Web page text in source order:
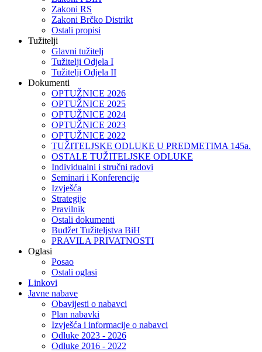
Zakoni RS
Zakoni Brčko Distrikt
Ostali propisi
Tužitelji
Glavni tužitelj
Tužitelji Odjela I
Tužitelji Odjela II
Dokumenti
OPTUŽNICE 2026
OPTUŽNICE 2025
OPTUŽNICE 2024
OPTUŽNICE 2023
OPTUŽNICE 2022
TUŽITELJSKE ODLUKE U PREDMETIMA 145a.
OSTALE TUŽITELJSKE ODLUKE
Individualni i stručni radovi
Seminari i Konferencije
Izvješća
Strategije
Pravilnik
Ostali dokumenti
Budžet Tužiteljstva BiH
PRAVILA PRIVATNOSTI
Oglasi
Posao
Ostali oglasi
Linkovi
Javne nabave
Obavijesti o nabavci
Plan nabavki
Izvješća i informacije o nabavci
Odluke 2023 - 2026
Odluke 2016 - 2022